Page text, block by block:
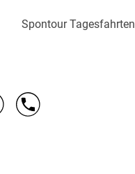
Spontour Tagesfahrten